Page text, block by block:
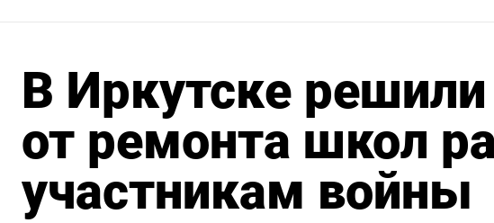
В Иркутске решили
от ремонта школ
участникам войны